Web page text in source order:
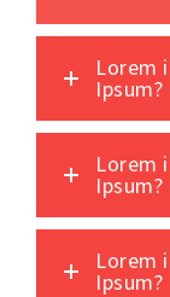
Lorem
Ipsum?
Lorem
Ipsum?
Lorem
Ipsum?